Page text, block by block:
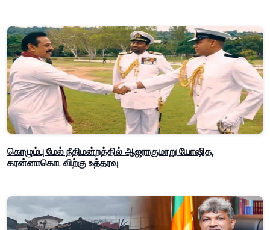
கொழும்பு மேல் நீதிமன்றத்தில் ஆஜராகுமாறு யோஷித,
கரன்னாகொடவிற்கு உத்தரவு